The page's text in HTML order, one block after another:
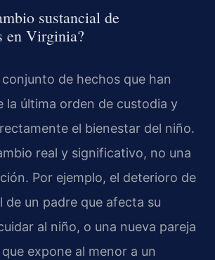
sustancial de
en Virginia?
de hechos que han
la última orden de custodia y
el bienestar del niño.
real y significativo, no una
Por ejemplo, el deterioro de
de un padre que afecta su
al niño, o una nueva pareja
expone al menor a un